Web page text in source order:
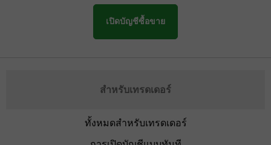
เปิดบัญชีซื้อขาย
สำหรับเทรดเดอร์
ทั้งหมดสำหรับเทรดเดอร์